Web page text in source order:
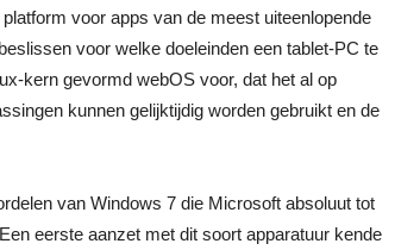
voor apps van de meest uiteenlopende
voor welke doeleinden een tablet-PC te
kern gevormd webOS voor, dat het al op
kunnen gelijktijdig worden gebruikt en de
van Windows 7 die Microsoft absoluut tot
eerste aanzet met dit soort apparatuur kende